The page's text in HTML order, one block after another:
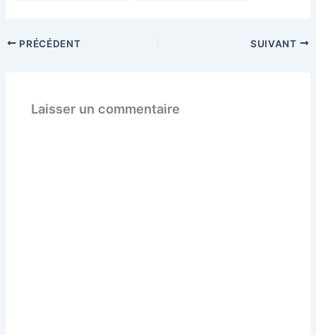
PRÉCÉDENT SUIVANT
Laisser un commentaire